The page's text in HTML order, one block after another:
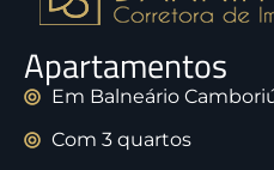
Apartamentos
Em Balneário
Com 3 quartos